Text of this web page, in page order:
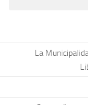
La